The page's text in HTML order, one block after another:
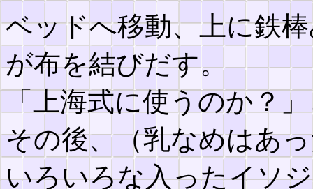
ベッドへ移動、上に鉄
が布を結びだす。
「上海式に使うのか？
その後、（乳なめはあ
いろいろな入ったイソ